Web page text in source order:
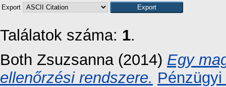
Export
Találatok száma: 1.
Both Zsuzsanna (2014) Egy
ellenőrzési rendszere.